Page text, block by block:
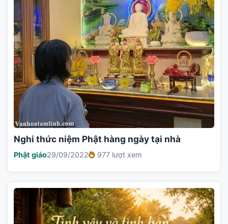
Nghi thức niệm Phật hàng ngày tại nhà
Phật giáo29/09/2022 977 lượt xem